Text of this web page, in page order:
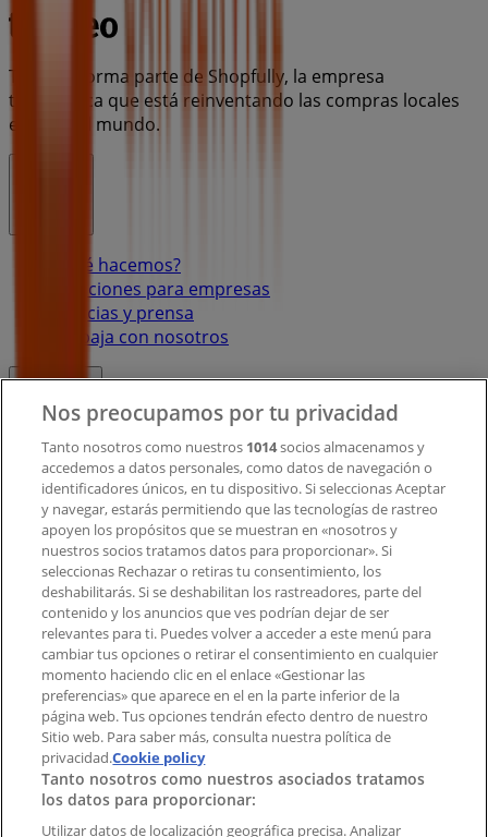
Tiendeo forma parte de Shopfully, la empresa
tecnológica que está reinventando las compras locales
en todo el mundo.
¿Qué hacemos?
Soluciones para empresas
Noticias y prensa
Trabaja con nosotros
Contacto comercial y de marketing
Tienda mal colocada en el mapa
Notificar un folleto
¿Encontraste un problema en la web o en la
aplicación?
Índices
Marcas
Marcas locales
Negocios
Negocios cercanos
Productos
Productos locales
Nos preocupamos por tu privacidad
Tanto nosotros como nuestros 1014socios almacenamos y
accedemos a datos personales, como datos de navegación o
identificadores únicos, en tu dispositivo. Si seleccionas Aceptar
y navegar, estarás permitiendo que las tecnologías de rastreo
apoyen los propósitos que se muestran en «nosotros y
nuestros socios tratamos datos para proporcionar». Si
seleccionas Rechazar o retiras tu consentimiento, los
deshabilitarás. Si se deshabilitan los rastreadores, parte del
contenido y los anuncios que ves podrían dejar de ser
relevantes para ti. Puedes volver a acceder a este menú para
cambiar tus opciones o retirar el consentimiento en cualquier
momento haciendo clic en el enlace «Gestionar las
preferencias» que aparece en el en la parte inferior de la
página web. Tus opciones tendrán efecto dentro de nuestro
Sitio web. Para saber más, consulta nuestra política de
privacidad.Cookie policy
Tanto nosotros como nuestros asociados tratamos
los datos para proporcionar:
Utilizar datos de localización geográfica precisa. Analizar